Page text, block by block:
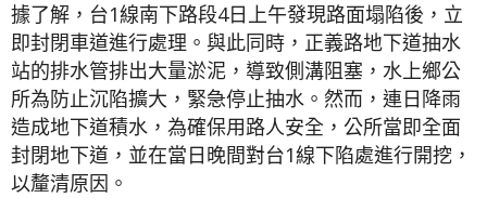
據了解，台1線南下路段4日上午發現路面塌陷後，立
即封閉車道進行處理。與此同時，正義路地下道抽水
站的排水管排出大量淤泥，導致側溝阻塞，水上鄉公
所為防止沉陷擴大，緊急停止抽水。然而，連日降雨
造成地下道積水，為確保用路人安全，公所當即全面
封閉地下道，並在當日晚間對台1線下陷處進行開挖，
以釐清原因。